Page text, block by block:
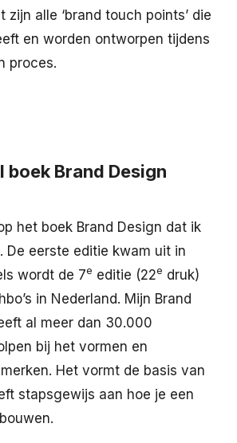
zijn alle ‘brand touch points’ die
en worden ontworpen tijdens
proces.
boek Brand Design
het boek Brand Design dat ik
De eerste editie kwam uit in
wordt de 7e editie (22e druk)
in Nederland. Mijn Brand
al meer dan 30.000
bij het vormen en
Het vormt de basis van
stapsgewijs aan hoe je een